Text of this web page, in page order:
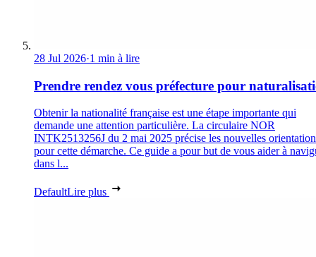
28 Jul 2026·1 min à lire
Prendre rendez vous préfecture pour
Obtenir la nationalité française est une étape importante qui
demande une attention particulière. La circulaire NOR
INTK2513256J du 2 mai 2025 précise les nouvelles
pour cette démarche. Ce guide a pour but de vous aider à
dans l...
DefaultLire plus